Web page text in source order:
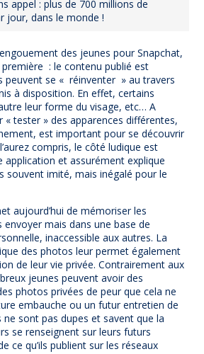
appel : plus de 700 millions de
jour, dans le monde !
des jeunes pour Snapchat,
: le contenu publié est
peuvent se « réinventer » au travers
à disposition. En effet, certains
leur forme du visage, etc… A
« tester » des apparences différentes,
est important pour se découvrir
compris, le côté ludique est
et assurément explique
souvent imité, mais inégalé pour le
aujourd’hui de mémoriser les
envoyer mais dans une base de
inaccessible aux autres. La
des photos leur permet également
de leur vie privée. Contrairement aux
jeunes peuvent avoir des
photos privées de peur que cela ne
embauche ou un futur entretien de
ne sont pas dupes et savent que la
se renseignent sur leurs futurs
ce qu’ils publient sur les réseaux